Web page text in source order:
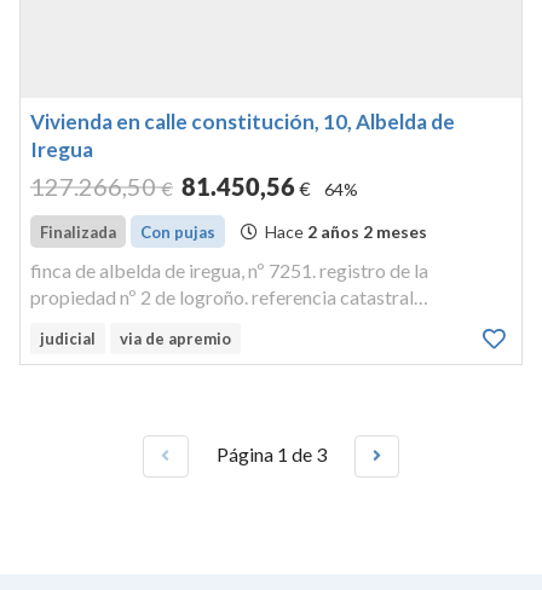
Vivienda en calle constitución, 10, Albelda de
Iregua
127.266,50 € 81.450,56€ 64%
Finalizada Con pujas Hace 2 años 2 meses
finca de albelda de iregua, nº 7251. registro de la
propiedad nº 2 de logroño. referencia catastral
10, portal 3, planta 3, puerta b.
judicial via de apremio
Página 1 de 3